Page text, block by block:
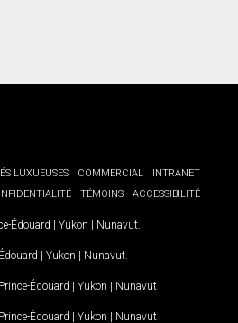
LUXUEUSES COMMERCIAL
INTRANET
TÉMOINS ACCESSIBILITÉ
Édouard | Yukon | Nunavut
| Yukon | Nunavut
Édouard | Yukon | Nunavut
Édouard | Yukon | Nunavut